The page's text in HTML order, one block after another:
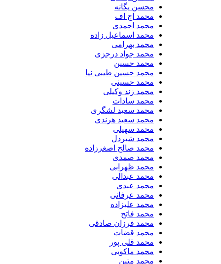
محسن یگانه
محمد اچ اف
محمد احمدی
محمد اسماعیل زاده
محمد بهرامی
محمد جواد درجزی
محمد حسین
محمد حسین طیبی نیا
محمد حسینی
محمد زند وکیلی
محمد سادات
محمد سعید لشگری
محمد سعید هرندی
محمد سهیلی
​محمد شیردل
محمد صالح اصغرزاده
محمد صمدی
محمد ظهرابی
محمد عبدالی
محمد عبدی
محمد عرفانی
محمد علیزاده
محمد فاتح
محمد فرزان صادقی
محمد قضات
محمد قلی پور
محمد ماکویی
محمد متین